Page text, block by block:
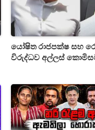
යෝෂිත රාජපක්ෂ සහ
විරුද්ධව අල්ලස්